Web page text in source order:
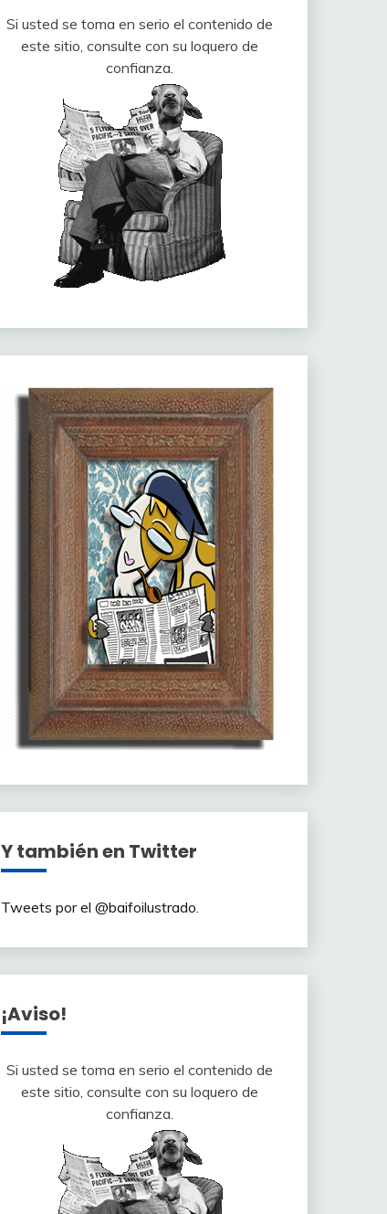
Si usted se toma en serio el contenido de
este sitio, consulte con su loquero de
confianza.
Y también en Twitter
Tweets por el @baifoilustrado.
¡Aviso!
Si usted se toma en serio el contenido de
este sitio, consulte con su loquero de
confianza.